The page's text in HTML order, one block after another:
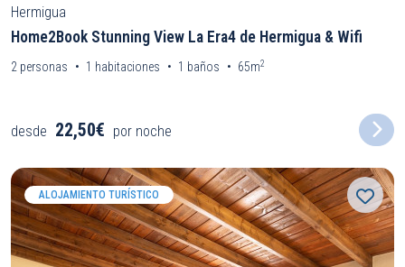
Hermigua
Home2Book Stunning View La Era4 de Hermigua & Wifi
2 personas 1 habitaciones 1 baños 65m2
desde 22,50€ por noche
ALOJAMIENTO TURÍSTICO